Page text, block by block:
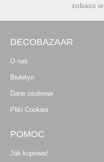
zobacz
DECOBAZAAR
O nas
Biuletyn
Dane osobowe
Pliki Cookies
POMOC
Jak kupować